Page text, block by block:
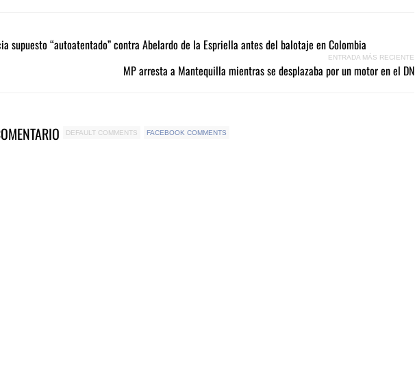
supuesto “autoatentado” contra Abelardo de la Espriella antes del balotaje en Colombia
ENTRADA MÁS RECIENTE
MP arresta a Mantequilla mientras se desplazaba por un motor en el DN
DEFAULT COMMENTS FACEBOOK COMMENTS